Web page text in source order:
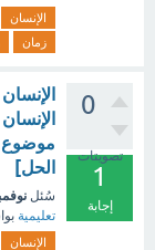
الإنسان
زمان
0
تصويتات
1
إجابة
موضوع
الحل]
سُئل نوفمبر 28،
تعليمية
الإنسان